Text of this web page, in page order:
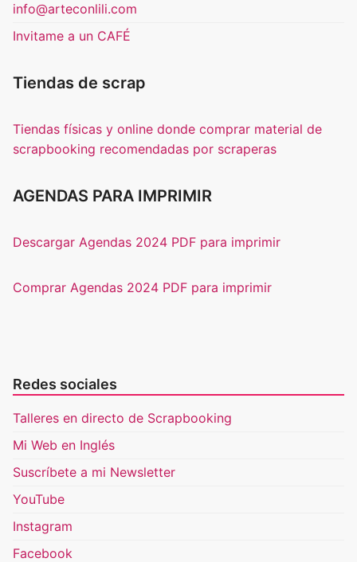
info@arteconlili.com
Invitame a un CAFÉ
Tiendas de scrap
Tiendas físicas y online donde comprar material de
scrapbooking recomendadas por scraperas
AGENDAS PARA IMPRIMIR
Descargar Agendas 2024 PDF para imprimir
Comprar Agendas 2024 PDF para imprimir
Redes sociales
Talleres en directo de Scrapbooking
Mi Web en Inglés
Suscríbete a mi Newsletter
YouTube
Instagram
Facebook